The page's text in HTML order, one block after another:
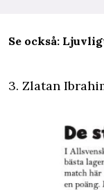
Se också:
3. Zlatan